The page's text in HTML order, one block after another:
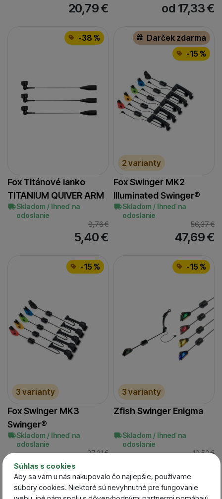
Súhlas s cookies
Aby sa vám u nás nakupovalo čo najlepšie, používame
súbory cookies. Niektoré sú nevyhnutné pre fungovanie
20,79€ od 17,33€
-38 %
Fox Titánové lanko
TITANIUM QUIVER ARM
Skladom / Ihneď na
odoslanie
8,76€
5,40€
Darček zdarma
-15 %
2 varianty
Fox Swinger MK2
Illuminated Swinger®
Skladom / Ihneď na
odoslanie
56,37€
47,69€
-15 %
3 varianty
Fox Swinger MK3
Swinger®
Skladom / Ihneď na
odoslanie
37,31€
31,56
-15 %
3 varianty
Zfish Swinger Enigma
Skladom / Ihneď na
odoslanie
10,50€
-31 % -40 %